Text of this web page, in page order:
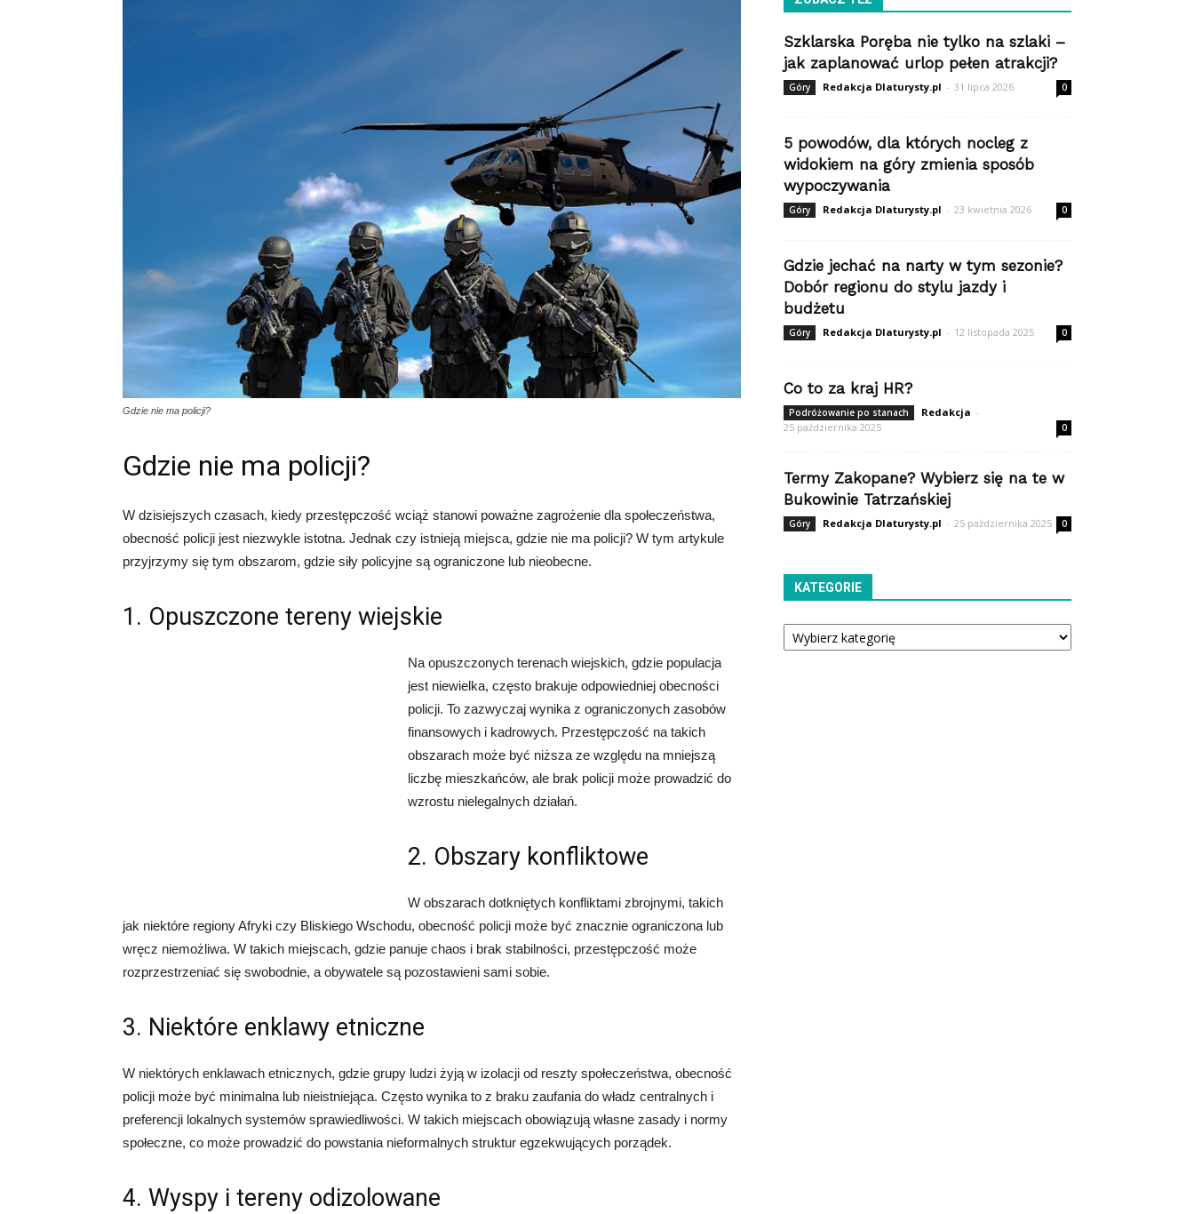
Gdzie nie ma policji?
Gdzie nie ma policji?
W dzisiejszych czasach, kiedy przestępczość wciąż stanowi poważne zagrożenie dla społeczeństwa,
obecność policji jest niezwykle istotna. Jednak czy istnieją miejsca, gdzie nie ma policji? W tym artykule
przyjrzymy się tym obszarom, gdzie siły policyjne są ograniczone lub nieobecne.
1. Opuszczone tereny wiejskie
Na opuszczonych terenach wiejskich, gdzie populacja
jest niewielka, często brakuje odpowiedniej obecności
policji. To zazwyczaj wynika z ograniczonych zasobów
finansowych i kadrowych. Przestępczość na takich
obszarach może być niższa ze względu na mniejszą
liczbę mieszkańców, ale brak policji może prowadzić do
wzrostu nielegalnych działań.
2. Obszary konfliktowe
W obszarach dotkniętych konfliktami zbrojnymi, takich
jak niektóre regiony Afryki czy Bliskiego Wschodu, obecność policji może być znacznie ograniczona lub
wręcz niemożliwa. W takich miejscach, gdzie panuje chaos i brak stabilności, przestępczość może
rozprzestrzeniać się swobodnie, a obywatele są pozostawieni sami sobie.
3. Niektóre enklawy etniczne
W niektórych enklawach etnicznych, gdzie grupy ludzi żyją w izolacji od reszty społeczeństwa, obecność
policji może być minimalna lub nieistniejąca. Często wynika to z braku zaufania do władz centralnych i
preferencji lokalnych systemów sprawiedliwości. W takich miejscach obowiązują własne zasady i normy
społeczne, co może prowadzić do powstania nieformalnych struktur egzekwujących porządek.
4. Wyspy i tereny odizolowane
Szklarska Poręba nie tylko na szlaki –
jak zaplanować urlop pełen atrakcji?
Góry Redakcja Dlaturysty.pl - 31 lipca 2026 0
5 powodów, dla których nocleg z
widokiem na góry zmienia sposób
wypoczywania
Góry Redakcja Dlaturysty.pl - 23 kwietnia 2026 0
Gdzie jechać na narty w tym sezonie?
Dobór regionu do stylu jazdy i
budżetu
Góry Redakcja Dlaturysty.pl - 12 listopada 2025 0
Co to za kraj HR?
Podróżowanie po stanach Redakcja -
25 października 2025
0
Termy Zakopane? Wybierz się na te w
Bukowinie Tatrzańskiej
Góry Redakcja Dlaturysty.pl - 25 października 2025 0
KATEGORIE
Kategorie